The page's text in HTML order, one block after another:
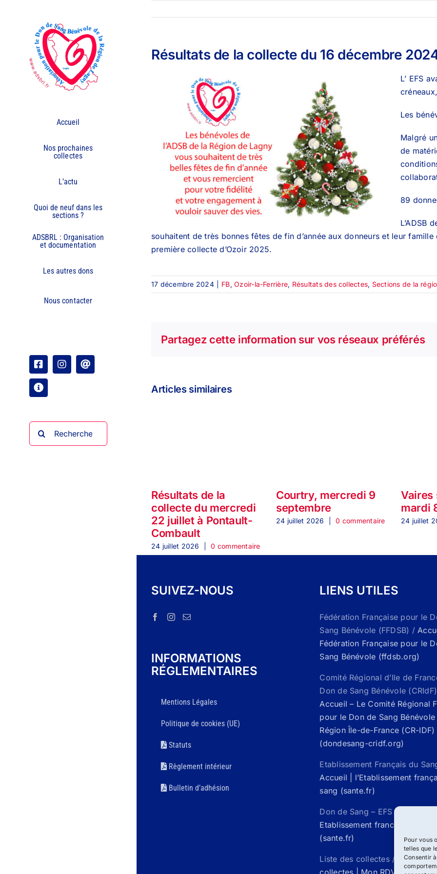
Pour vous
telles que
Consentir
Accueil
Nos prochaines
collectes
L’actu
Quoi de neuf dans les
sections ?
ADSBRL : Organisation
et documentation
Les autres dons
Nous contacter
FacebookInstagram
Email
Organisation
Résultats de la collecte du 16 décembre
L’ EFS
Les
Malgré
de
89
L’ADSB
souhaitent de très bonnes fêtes de fin d’année aux donneurs et leur
première collecte d’Ozoir 2025.
17 décembre 2024 FB,Ozoir-la-Ferrière, Résultats des collectes, Sections de la
Partagez cette information sur vos réseaux préférés
Articles similaires
Résultats de la
collecte du mercredi
22 juillet à Pontault-
Combault
24 juillet 2026 0 commentaire
Courtry, mercredi 9
septembre
24 juillet 2026 0 commentaire
Vaires
mardi
24 juillet
SUIVEZ-NOUS
INFORMATIONS
RÉGLEMENTAIRES
Mentions Légales
Politique de cookies (UE)
Statuts
Règlement intérieur
Bulletin d’adhésion
LIENS UTILES
Fédération Française pour le
Sang Bénévole (FFDSB) /
Fédération Française pour le
Sang Bénévole (ffdsb.org)
Comité Régional d’Ile de
Don de Sang Bénévole
Accueil – Le Comité Régional
pour le Don de Sang Bénévole
Région Île-de-France (CR-IDF)
(dondesang-cridf.org)
Etablissement Français du
Accueil | l’Etablissement
sang (sante.fr)
Don de Sang – EFS Santé /
Etablissement francais du sang
(sante.fr)
Liste des collectes / Mon rdv /
collectes | Mon RDV Don de